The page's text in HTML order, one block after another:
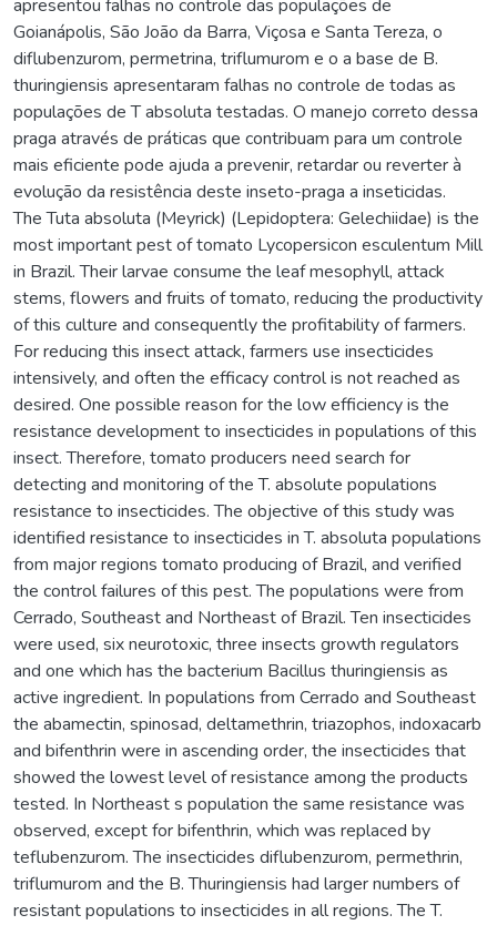
apresentou falhas no controle das populações de
Goianápolis, São João da Barra, Viçosa e Santa Tereza, o
diflubenzurom, permetrina, triflumurom e o a base de B.
thuringiensis apresentaram falhas no controle de todas as
populações de T absoluta testadas. O manejo correto dessa
praga através de práticas que contribuam para um controle
mais eficiente pode ajuda a prevenir, retardar ou reverter à
evolução da resistência deste inseto-praga a inseticidas.
The Tuta absoluta (Meyrick) (Lepidoptera: Gelechiidae) is the
most important pest of tomato Lycopersicon esculentum Mill
in Brazil. Their larvae consume the leaf mesophyll, attack
stems, flowers and fruits of tomato, reducing the productivity
of this culture and consequently the profitability of farmers.
For reducing this insect attack, farmers use insecticides
intensively, and often the efficacy control is not reached as
desired. One possible reason for the low efficiency is the
resistance development to insecticides in populations of this
insect. Therefore, tomato producers need search for
detecting and monitoring of the T. absolute populations
resistance to insecticides. The objective of this study was
identified resistance to insecticides in T. absoluta populations
from major regions tomato producing of Brazil, and verified
the control failures of this pest. The populations were from
Cerrado, Southeast and Northeast of Brazil. Ten insecticides
were used, six neurotoxic, three insects growth regulators
and one which has the bacterium Bacillus thuringiensis as
active ingredient. In populations from Cerrado and Southeast
the abamectin, spinosad, deltamethrin, triazophos, indoxacarb
and bifenthrin were in ascending order, the insecticides that
showed the lowest level of resistance among the products
tested. In Northeast s population the same resistance was
observed, except for bifenthrin, which was replaced by
teflubenzurom. The insecticides diflubenzurom, permethrin,
triflumurom and the B. Thuringiensis had larger numbers of
resistant populations to insecticides in all regions. The T.